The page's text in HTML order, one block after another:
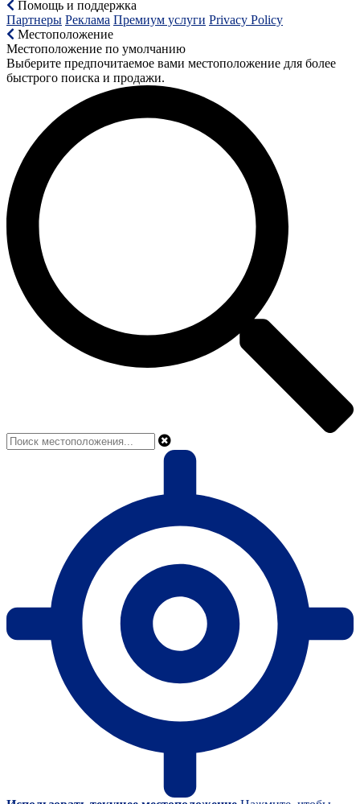
Помощь и поддержка
Партнеры Реклама Премиум услуги Privacy Policy
Местоположение
Местоположение по умолчанию
Выберите предпочитаемое вами местоположение для более
быстрого поиска и продажи.